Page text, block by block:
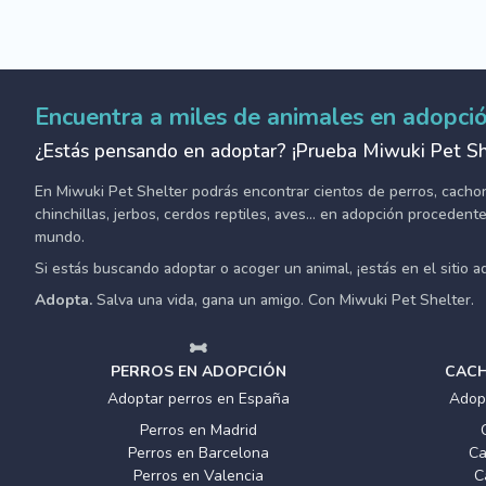
Encuentra a miles de animales en
¿Estás pensando en adoptar? ¡Prueba Miwuki Pet
En Miwuki Pet Shelter podrás encontrar cientos de perros,
chinchillas, jerbos, cerdos reptiles, aves... en adopción
mundo.
Si estás buscando adoptar o acoger un animal, ¡estás en el sitio
Adopta. Salva una vida, gana un amigo. Con Miwuki Pet Shelter.
PERROS EN ADOPCIÓN
Adoptar perros en España
Perros en Madrid
Perros en Barcelona
Perros en Valencia